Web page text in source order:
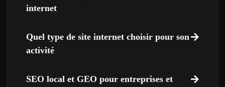
internet
Quel type de site internet choisir pour son
activité
SEO local et GEO pour entreprises et